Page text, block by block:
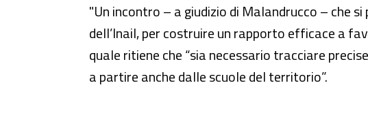
"Un incontro – a giudizio di Malandrucco – che
dell’Inail, per costruire un rapporto efficace a
quale ritiene che “sia necessario tracciare
a partire anche dalle scuole del territorio”.